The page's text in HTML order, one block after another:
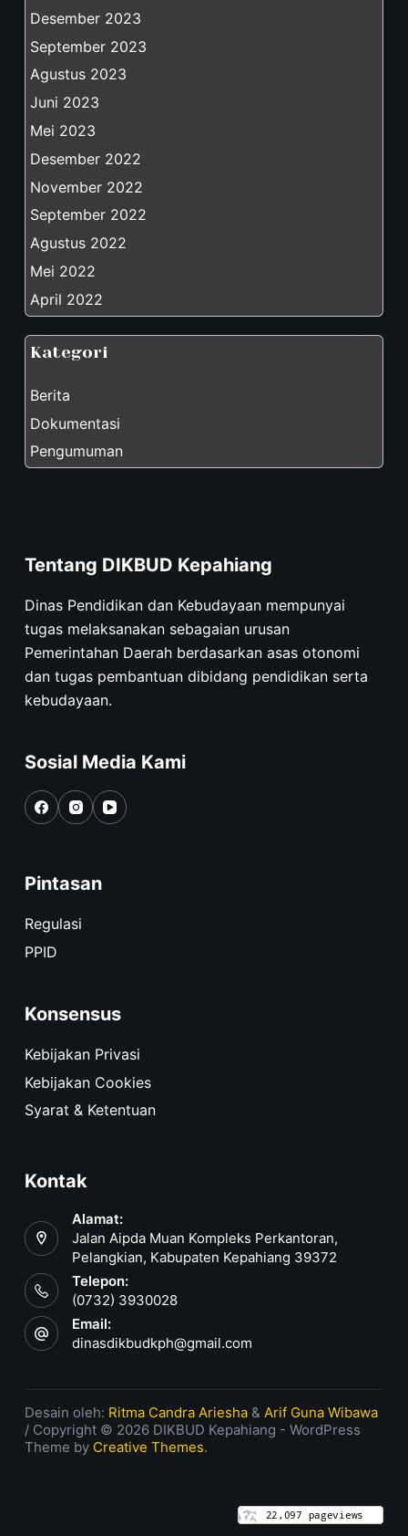
Desember 2023
September 2023
Agustus 2023
Juni 2023
Mei 2023
Desember 2022
November 2022
September 2022
Agustus 2022
Mei 2022
April 2022
Kategori
Berita
Dokumentasi
Pengumuman
Tentang DIKBUD Kepahiang
Dinas Pendidikan dan Kebudayaan mempunyai
tugas melaksanakan sebagaian urusan
Pemerintahan Daerah berdasarkan asas otonomi
dan tugas pembantuan dibidang pendidikan serta
kebudayaan.
Sosial Media Kami
Pintasan
Regulasi
PPID
Konsensus
Kebijakan Privasi
Kebijakan Cookies
Syarat & Ketentuan
Kontak
Alamat:
Jalan Aipda Muan Kompleks Perkantoran,
Pelangkian, Kabupaten Kepahiang 39372
Telepon:
(0732) 3930028
Email:
dinasdikbudkph@gmail.com
Desain oleh: Ritma Candra Ariesha& Arif Guna Wibawa
/ Copyright © 2026 DIKBUD Kepahiang - WordPress
Theme by Creative Themes.